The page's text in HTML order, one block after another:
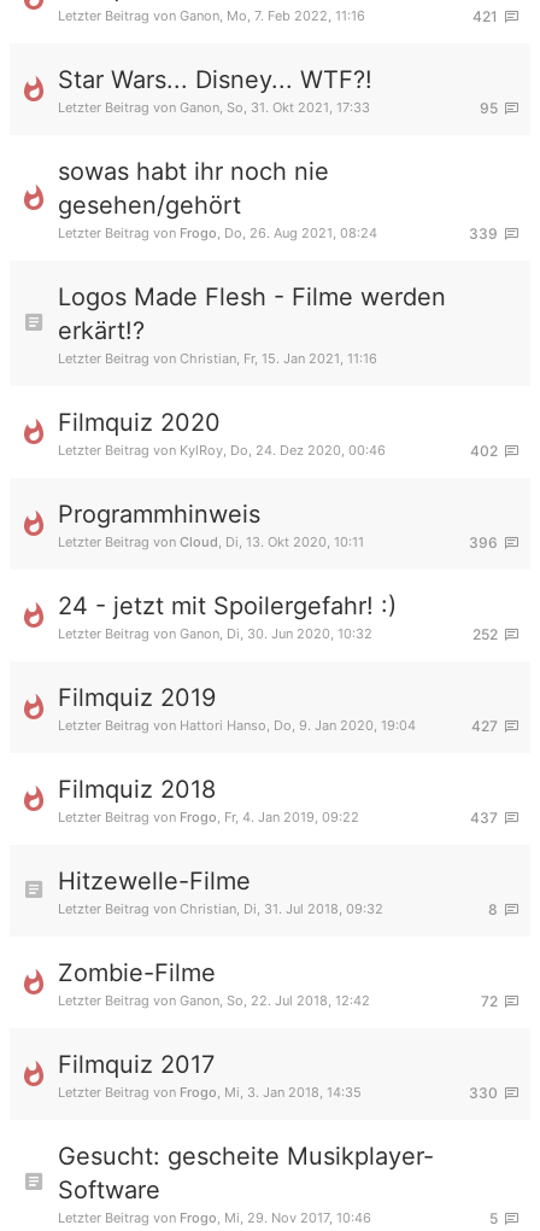
421
Letzter Beitrag von Ganon, Mo, 7. Feb 2022, 11:16
Star Wars... Disney... WTF?!
95
Letzter Beitrag von Ganon, So, 31. Okt 2021, 17:33
sowas habt ihr noch nie
gesehen/gehört
339
Letzter Beitrag von Frogo, Do, 26. Aug 2021, 08:24
Logos Made Flesh - Filme werden
erkärt!?
Letzter Beitrag von Christian, Fr, 15. Jan 2021, 11:16
Filmquiz 2020
402
Letzter Beitrag von KylRoy, Do, 24. Dez 2020, 00:46
Programmhinweis
396
Letzter Beitrag von Cloud, Di, 13. Okt 2020, 10:11
24 - jetzt mit Spoilergefahr! :)
252
Letzter Beitrag von Ganon, Di, 30. Jun 2020, 10:32
Filmquiz 2019
427
Letzter Beitrag von Hattori Hanso, Do, 9. Jan 2020, 19:04
Filmquiz 2018
437
Letzter Beitrag von Frogo, Fr, 4. Jan 2019, 09:22
Hitzewelle-Filme
8
Letzter Beitrag von Christian, Di, 31. Jul 2018, 09:32
Zombie-Filme
72
Letzter Beitrag von Ganon, So, 22. Jul 2018, 12:42
Filmquiz 2017
330
Letzter Beitrag von Frogo, Mi, 3. Jan 2018, 14:35
Gesucht: gescheite Musikplayer-
Software
5
Letzter Beitrag von Frogo, Mi, 29. Nov 2017, 10:46